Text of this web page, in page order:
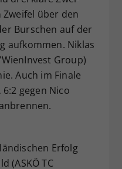
Zweifel über den
Burschen auf der
aufkommen. Niklas
Group)
Auch im Finale
6:2 gegen Nico
Erfolg
(ASKÖ TC
Ihre Consent-
anderem eine
ID, für die
Ihrer
falls der
dies eingestellt